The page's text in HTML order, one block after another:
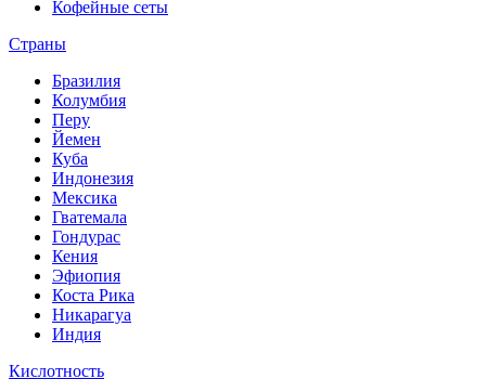
Кофейные сеты
Страны
Бразилия
Колумбия
Перу
Йемен
Куба
Индонезия
Мексика
Гватемала
Гондурас
Кения
Эфиопия
Коста Рика
Никарагуа
Индия
Кислотность